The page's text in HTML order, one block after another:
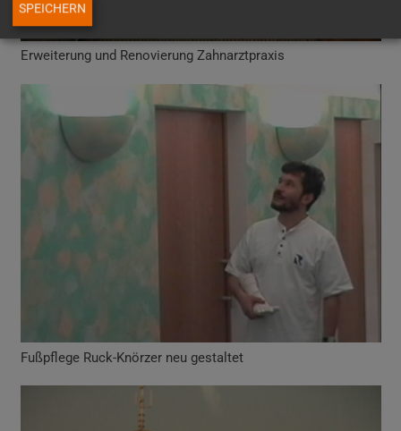
Erweiterung und Renovierung Zahnarztpraxis
Fußpflege Ruck-Knörzer neu gestaltet
SPEICHERN